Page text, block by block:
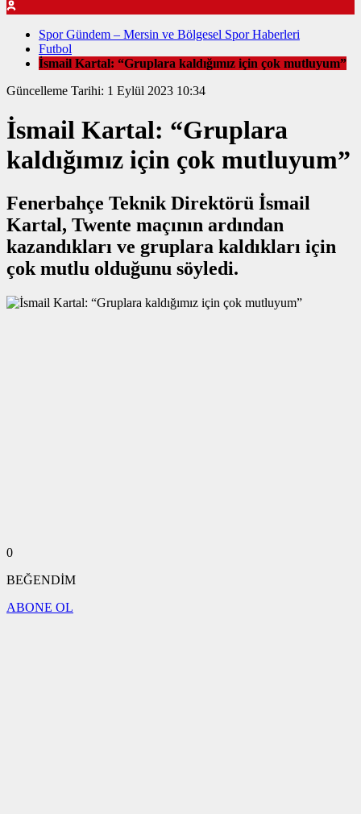
Spor Gündem – Mersin ve Bölgesel Spor Haberleri
Futbol
İsmail Kartal: “Gruplara kaldığımız için çok mutluyum”
Güncelleme Tarihi: 1 Eylül 2023 10:34
İsmail Kartal: “Gruplara
kaldığımız için çok mutluyum”
Fenerbahçe Teknik Direktörü İsmail
Kartal, Twente maçının ardından
kazandıkları ve gruplara kaldıkları için
çok mutlu olduğunu söyledi.
0
BEĞENDİM
ABONE OL